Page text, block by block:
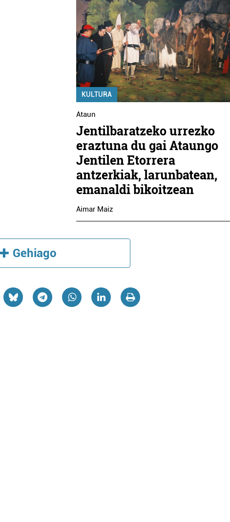
KULTURA
Ataun
Jentilbaratzeko urrezko
eraztuna du gai Ataungo
Jentilen Etorrera
antzerkiak, larunbatean,
emanaldi bikoitzean
Aimar Maiz
Gehiago